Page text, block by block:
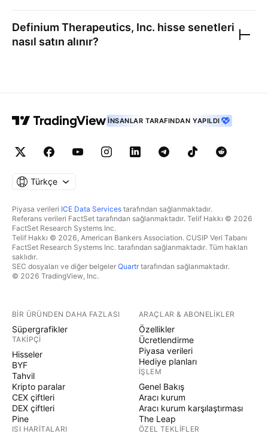
Definium Therapeutics, Inc. hisse senetleri
nasıl satın alınır?
İNSANLAR TARAFINDAN YAPILDI
Türkçe
Piyasa verileri ICE Data Services tarafından sağlanmaktadır.
Referans verileri FactSet tarafından sağlanmaktadır. Telif Hakkı © 2026
FactSet Research Systems Inc.
Telif Hakkı © 2026, American Bankers Association. CUSIP Veri Tabanı
FactSet Research Systems Inc. tarafından sağlanmaktadır. Tüm hakları
saklıdır.
SEC dosyaları ve diğer belgeler Quartrtarafından sağlanmaktadır.
© 2026 TradingView, Inc.
BIR ÜRÜNDEN DAHA FAZLASI
Süpergrafikler
TAKIPÇI
Hisseler
BYF
Tahvil
Kripto paralar
CEX çiftleri
DEX çiftleri
Pine
ISI HARITALARI
ARAÇLAR & ABONELIKLER
Özellikler
Ücretlendirme
Piyasa verileri
Hediye planları
İŞLEM
Genel Bakış
Aracı kurum
Aracı kurum karşılaştırması
The Leap
ÖZEL TEKLIFLER